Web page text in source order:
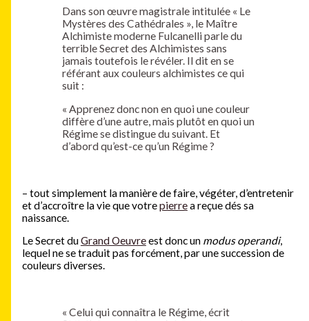
Dans son œuvre magistrale intitulée « Le
Mystères des Cathédrales », le Maître
Alchimiste moderne Fulcanelli parle du
terrible Secret des Alchimistes sans
jamais toutefois le révéler. Il dit en se
référant aux couleurs alchimistes ce qui
suit :
« Apprenez donc non en quoi une couleur
diffère d’une autre, mais plutôt en quoi un
Régime se distingue du suivant. Et
d’abord qu’est-ce qu’un Régime ?
– tout simplement la manière de faire, végéter, d’entretenir
et d’accroître la vie que votrepierrea reçue dés sa
naissance.
Le Secret duGrand Oeuvreest donc un modus operandi,
lequel ne se traduit pas forcément, par une succession de
couleurs diverses.
« Celui qui connaîtra le Régime, écrit